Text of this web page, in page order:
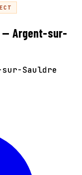
— Argent-sur-
Sauldre